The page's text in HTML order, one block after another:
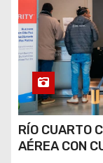
RÍO CUARTO
AÉREA CON